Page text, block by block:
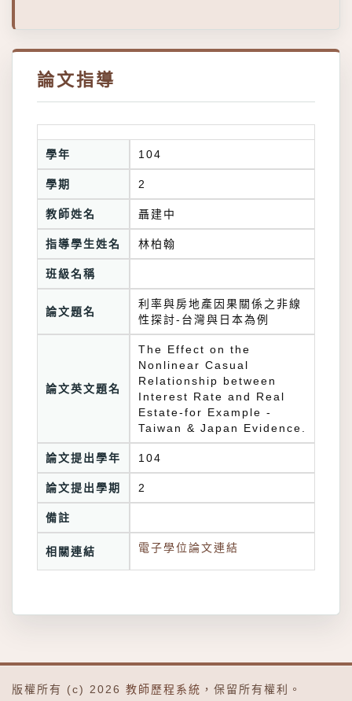
論文指導
學年 104
學期 2
教師姓名 聶建中
指導學生姓名 林柏翰
班級名稱
論文題名
利率與房地產因果關係之非線
性探討-台灣與日本為例
論文英文題名
The Effect on the
Nonlinear Casual
Relationship between
Interest Rate and Real
Estate-for Example -
Taiwan & Japan Evidence.
論文提出學年 104
論文提出學期 2
備註
相關連結 電子學位論文連結
版權所有 (c) 2026 教師歷程系統 ，保留所有權利。